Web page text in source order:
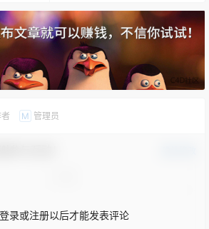
M 管理员
录或注册以后才能发表评论